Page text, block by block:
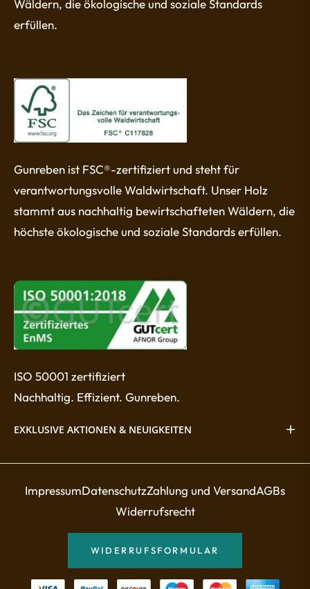
Wäldern, die ökologische und soziale Standards
erfüllen.
Gunreben ist FSC®-zertifiziert und steht für
verantwortungsvolle Waldwirtschaft. Unser Holz
stammt aus nachhaltig bewirtschafteten Wäldern, die
höchste ökologische und soziale Standards erfüllen.
ISO 50001 zertifiziert
Nachhaltig. Effizient. Gunreben.
EXKLUSIVE AKTIONEN & NEUIGKEITEN
ImpressumDatenschutzZahlung und VersandAGBs
Widerrufsrecht
WIDERRUFSFORMULAR